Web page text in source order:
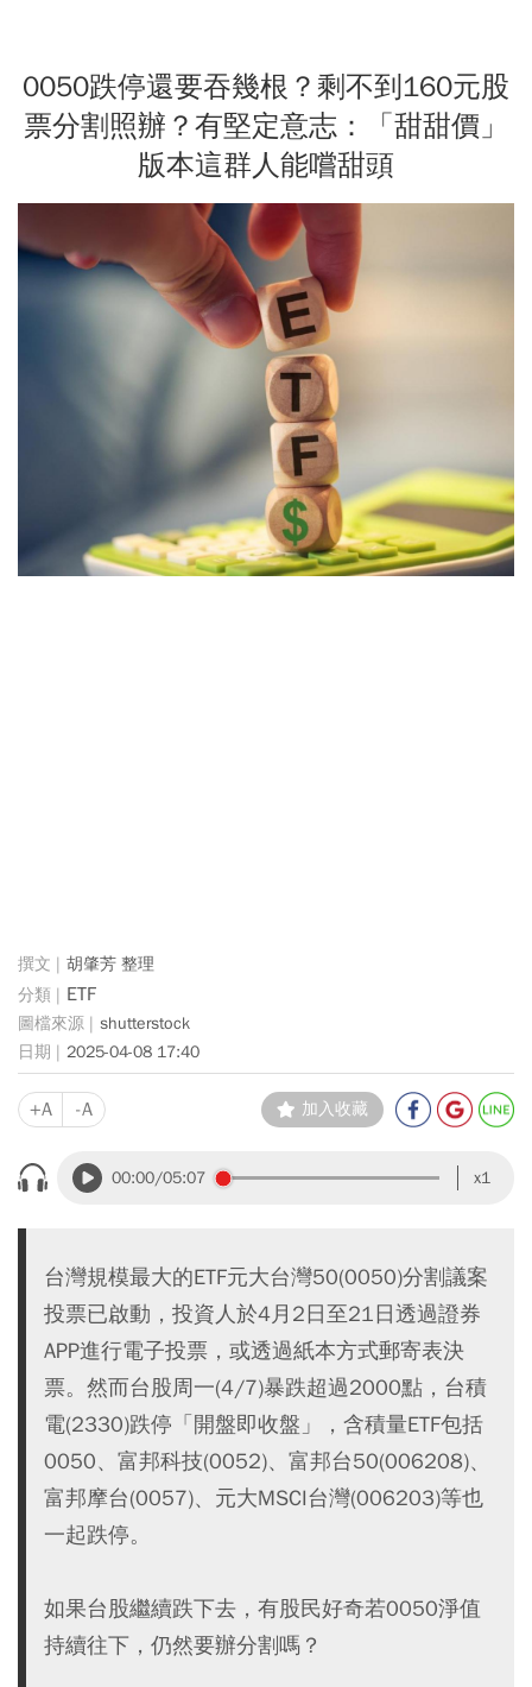
0050跌停還要吞幾根？剩不到160元股
票分割照辦？有堅定意志：「甜甜價」
版本這群人能嚐甜頭
胡肇芳 整理
ETF
shutterstock
2025-04-08 17:40
+A -A 加入收藏
00:00/05:07 x1
台灣規模最大的ETF元大台灣50(0050)分割議案
投票已啟動，投資人於4月2日至21日透過證券
APP進行電子投票，或透過紙本方式郵寄表決
票。然而台股周一(4/7)暴跌超過2000點，台積
電(2330)跌停「開盤即收盤」，含積量ETF包括
0050、富邦科技(0052)、富邦台50(006208)、
富邦摩台(0057)、元大MSCI台灣(006203)等也
一起跌停。
如果台股繼續跌下去，有股民好奇若0050淨值
持續往下，仍然要辦分割嗎？